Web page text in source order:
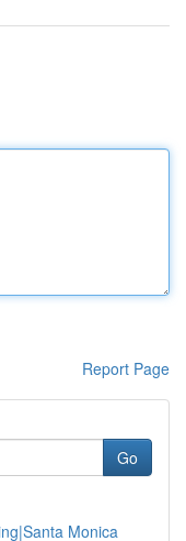
Report Page
Go
Monica